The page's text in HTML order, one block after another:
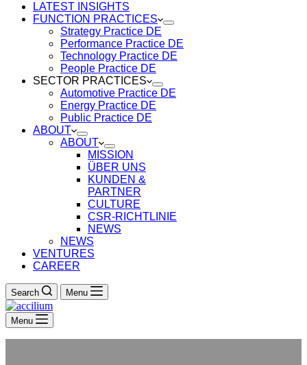
LATEST INSIGHTS
FUNCTION PRACTICES
Strategy Practice DE
Performance Practice DE
Technology Practice DE
People Practice DE
SECTOR PRACTICES
Automotive Practice DE
Energy Practice DE
Public Practice DE
ABOUT
ABOUT
MISSION
ÜBER UNS
KUNDEN &
PARTNER
CULTURE
CSR-RICHTLINIE
NEWS
NEWS
VENTURES
CAREER
Search Menu
Menu